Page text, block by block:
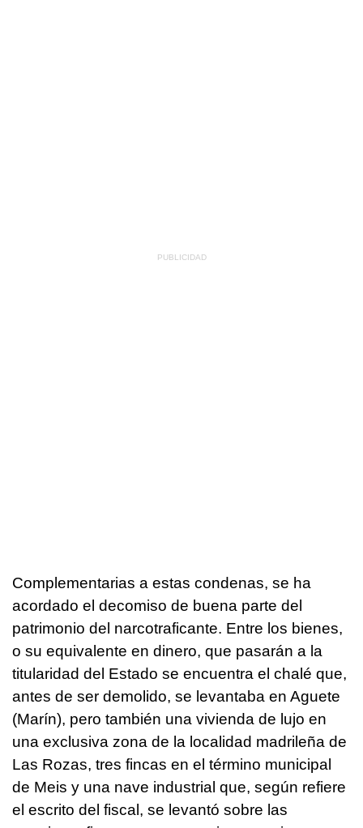
Complementarias a estas condenas, se ha
acordado el decomiso de buena parte del
patrimonio del narcotraficante. Entre los bienes,
o su equivalente en dinero, que pasarán a la
titularidad del Estado se encuentra el chalé que,
antes de ser demolido, se levantaba en Aguete
(Marín), pero también una vivienda de lujo en
una exclusiva zona de la localidad madrileña de
Las Rozas, tres fincas en el término municipal
de Meis y una nave industrial que, según refiere
el escrito del fiscal, se levantó sobre las